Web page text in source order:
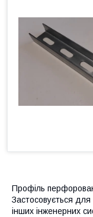
Профіль
Застосовується
інших інженерних